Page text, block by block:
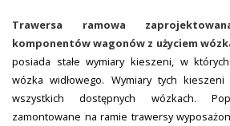
Trawersa ramowa
komponentów wagonów z użyciem
posiada stałe wymiary kieszeni, w
wózka widłowego. Wymiary tych
wszystkich dostępnych wózkach.
zamontowane na ramie trawersy